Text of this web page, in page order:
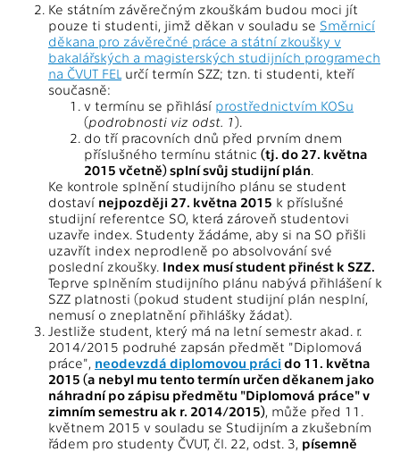
Ke státním závěrečným zkouškám budou moci jít
pouze ti studenti, jimž děkan v souladu se Směrnicí
děkana pro závěrečné práce a státní zkoušky v
bakalářských a magisterských studijních programech
na ČVUT FEL určí termín SZZ; tzn. ti studenti, kteří
současně:
v termínu se přihlásí prostřednictvím KOSu
(podrobnosti viz odst. 1).
do tří pracovních dnů před prvním dnem
příslušného termínu státnic (tj. do 27. května
2015 včetně) splní svůj studijní plán.
Ke kontrole splnění studijního plánu se student
dostaví nejpozději 27. května 2015 k příslušné
studijní referentce SO, která zároveň studentovi
uzavře index. Studenty žádáme, aby si na SO přišli
uzavřít index neprodleně po absolvování své
poslední zkoušky. Index musí student přinést k SZZ.
Teprve splněním studijního plánu nabývá přihlášení k
SZZ platnosti (pokud student studijní plán nesplní,
nemusí o zneplatnění přihlášky žádat).
Jestliže student, který má na letní semestr akad. r.
2014/2015 podruhé zapsán předmět "Diplomová
práce", neodevzdá diplomovou prácido 11. května
2015 (a nebyl mu tento termín určen děkanem jako
náhradní po zápisu předmětu "Diplomová práce" v
zimním semestru ak r. 2014/2015), může před 11.
květnem 2015 v souladu se Studijním a zkušebním
řádem pro studenty ČVUT, čl. 22, odst. 3, písemně